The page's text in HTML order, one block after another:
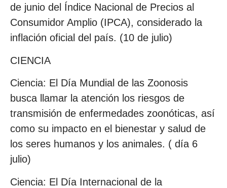
de junio del Índice Nacional de Precios al
Consumidor Amplio (IPCA), considerado la
inflación oficial del país. (10 de julio)
CIENCIA
Ciencia: El Día Mundial de las Zoonosis
busca llamar la atención los riesgos de
transmisión de enfermedades zoonóticas, así
como su impacto en el bienestar y salud de
los seres humanos y los animales. ( día 6
julio)
Ciencia: El Día Internacional de la